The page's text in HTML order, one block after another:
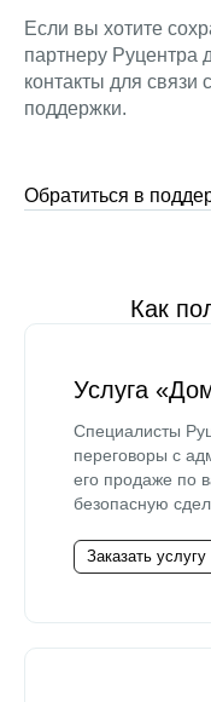
Если вы хотите
партнеру Руцентра
контакты для
поддержки.
Обратиться в
Как
Услуга
Специалисты
переговоры с
его продаже по
безопасную
Заказать услугу